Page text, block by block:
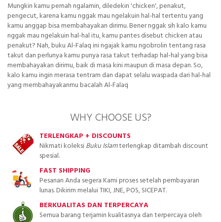
Mungkin kamu pernah ngalamin, diledekin 'chicken', penakut,
pengecut, karena kamu nggak mau ngelakuin hal-hal tertentu yang
kamu anggap bisa membahayakan dirimu. Bener nggak sih kalo kamu
nggak mau ngelakuin hal-hal itu, kamu pantes disebut chicken atau
penakut? Nah, buku Al-Falaq ini ngajak kamu ngobrolin tentang rasa
takut dan perlunya kamu punya rasa takut terhadap hal-hal yang bisa
membahayakan dirimu, baik di masa kini maupun di masa depan. So,
kalo kamu ingin merasa tentram dan dapat selalu waspada dari hal-hal
yang membahayakanmu bacalah Al-Falaq
WHY CHOOSE US?
TERLENGKAP + DISCOUNTS
Nikmati koleksiBuku Islamterlengkap ditambah discount
spesial.
FAST SHIPPING
Pesanan Anda segera Kami proses setelah pembayaran
lunas. Dikirim melalui TIKI, JNE, POS, SICEPAT.
BERKUALITAS DAN TERPERCAYA
Semua barang terjamin kualitasnya dan terpercaya oleh